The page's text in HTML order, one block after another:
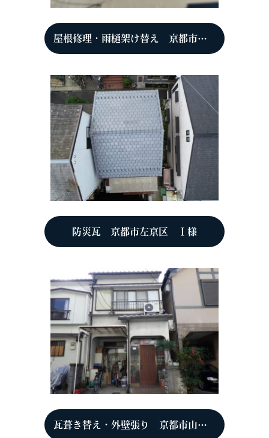
屋根修理・雨樋架け替え 京都市北区 S様
防災瓦 京都市左京区 Ｉ様
瓦葺き替え・外壁張り 京都市山科区 S様